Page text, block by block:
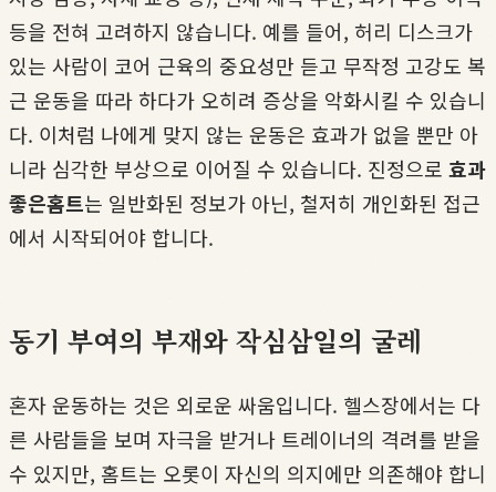
등을 전혀 고려하지 않습니다. 예를 들어, 허리 디스크가
있는 사람이 코어 근육의 중요성만 듣고 무작정 고강도 복
근 운동을 따라 하다가 오히려 증상을 악화시킬 수 있습니
다. 이처럼 나에게 맞지 않는 운동은 효과가 없을 뿐만 아
니라 심각한 부상으로 이어질 수 있습니다. 진정으로 효과
좋은홈트는 일반화된 정보가 아닌, 철저히 개인화된 접근
에서 시작되어야 합니다.
동기 부여의 부재와 작심삼일의 굴레
혼자 운동하는 것은 외로운 싸움입니다. 헬스장에서는 다
른 사람들을 보며 자극을 받거나 트레이너의 격려를 받을
수 있지만, 홈트는 오롯이 자신의 의지에만 의존해야 합니